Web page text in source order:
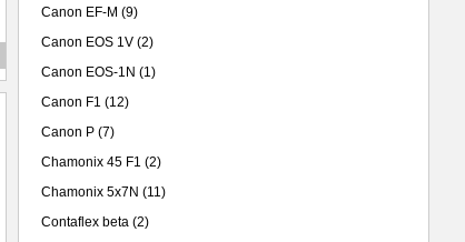
Canon EF-M (9)
Canon EOS 1V (2)
Canon EOS-1N (1)
Canon F1 (12)
Canon P (7)
Chamonix 45 F1 (2)
Chamonix 5x7N (11)
Contaflex beta (2)